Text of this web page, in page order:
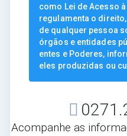
como Lei de Acesso
regulamenta o
de qualquer pessoa
órgãos e entidades
entes e Poderes,
eles produzidas ou
Acompanhe as